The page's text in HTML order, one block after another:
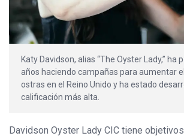
Katy Davidson, alias “The Oyster Lady,” ha
años haciendo campañas para aumentar
ostras en el Reino Unido y ha estado
calificación más alta.
Davidson Oyster Lady CIC tiene objetivos